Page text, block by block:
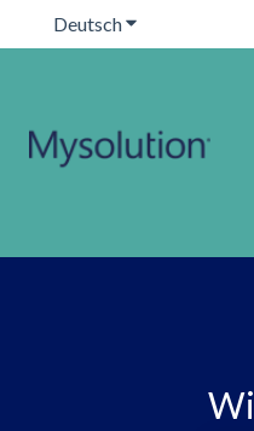
DeutschUntermenü für